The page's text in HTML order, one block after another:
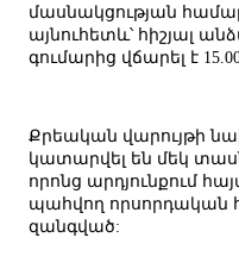
մասնակցության
այնուհետև՝ հիշյալ
գումարից վճարել է
Քրեական վարույթի
կատարվել են մեկ
որոնց արդյունքում
պահվող
զանգված: